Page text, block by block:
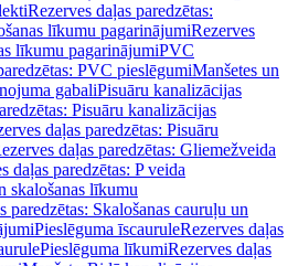
Rezerves daļas paredzētas:
līkumu pagarinājumiRezerves
līkumu pagarinājumiPVC
PVC pieslēgumiManšetes un
gabaliPisuāru kanalizācijas
Pisuāru kanalizācijas
daļas paredzētas: Pisuāru
daļas paredzētas: Gliemežveida
daļas paredzētas: P veida
skalošanas līkumu
paredzētas: Skalošanas cauruļu un
Pieslēguma īscauruleRezerves daļas
Pieslēguma līkumiRezerves daļas